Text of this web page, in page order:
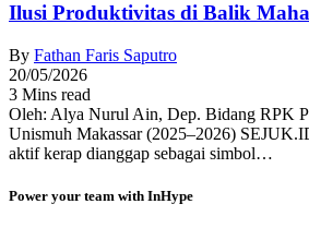
Ilusi Produktivitas di Balik
By Fathan Faris Saputro
20/05/2026
3 Mins read
Oleh: Alya Nurul Ain, Dep. Bidang RPK
Unismuh Makassar (2025–2026)
aktif kerap dianggap sebagai simbol…
Power your team with InHype